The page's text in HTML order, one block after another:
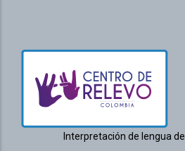
Interpretación de lengua